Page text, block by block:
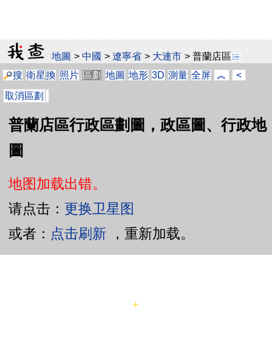
地圖 >中國 >遼寧省 > 大連市 >普蘭店區
搜 衛星換 照片 區劃 地圖 地形 3D 測量 全屏 ︽
<
取消區劃
普蘭店區行政區劃圖，政區圖、行政地
圖
地图加载出错。
请点击： 更换卫星图
或者： 点击刷新 ，重新加载。